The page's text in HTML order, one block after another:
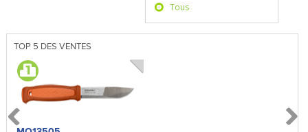
Tous
TOP 5 DES VENTES